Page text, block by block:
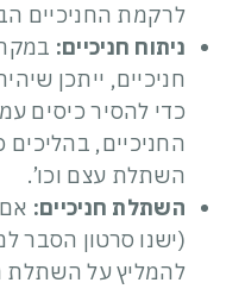
לרקמת החניכיים
ניתוח חניכיים:
חניכיים, ייתכן
כדי להסיר כיסים
החניכיים, בהליכים
השתלת עצם וכו’.
השתלת חניכיים:
(ישנו סרטון הסבר
להמליץ ​​על השתלת